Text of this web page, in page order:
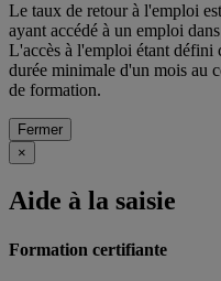
Le taux de retour à l'emploi
ayant accédé à un emploi
L'accès à l'emploi étant défini
durée minimale d'un mois au
de formation.
Fermer
×
Aide à la saisie
Formation certifiante